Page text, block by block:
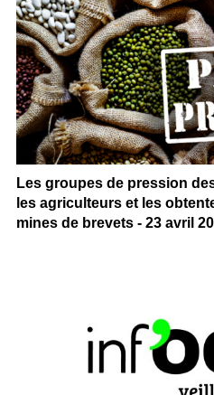
Les groupes de pression
les agriculteurs et les
mines de brevets - 23 avril